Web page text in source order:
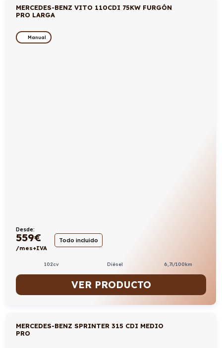
MERCEDES-BENZ VITO 110CDI 75KW FURGÓN
PRO LARGA
Manual
Desde:
559€
/mes+IVA
Todo incluido
102cv Diésel 6,7l/100km
VER PRODUCTO
MERCEDES-BENZ SPRINTER 315 CDI MEDIO
PRO